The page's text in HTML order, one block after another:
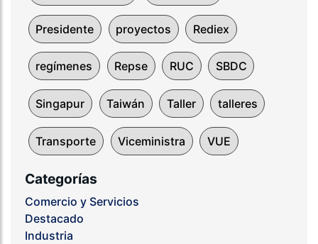
Presidente proyectos Rediex
regímenes Repse RUC SBDC
Singapur Taiwán Taller talleres
Transporte Viceministra VUE
Categorías
Comercio y Servicios
Destacado
Industria